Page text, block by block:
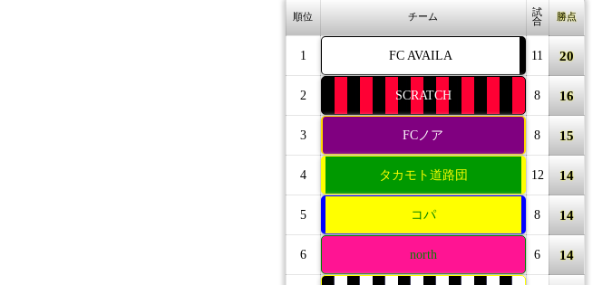
順位 チーム
試
合
勝点
1 FC AVAILA 11 20
2 SCRATCH 8 16
3 FCノア 8 15
4 タカモト道路団 12 14
5 コパ 8 14
6 north 6 14